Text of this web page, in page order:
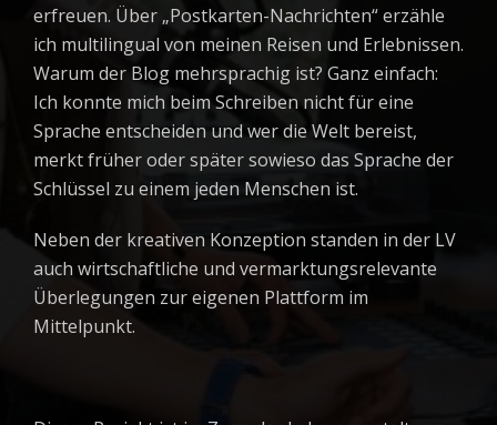
erfreuen. Über „Postkarten-Nachrichten“ erzähle
ich multilingual von meinen Reisen und Erlebnissen.
Warum der Blog mehrsprachig ist? Ganz einfach:
Ich konnte mich beim Schreiben nicht für eine
Sprache entscheiden und wer die Welt bereist,
merkt früher oder später sowieso das Sprache der
Schlüssel zu einem jeden Menschen ist.
Neben der kreativen Konzeption standen in der LV
auch wirtschaftliche und vermarktungsrelevante
Überlegungen zur eigenen Plattform im
Mittelpunkt.